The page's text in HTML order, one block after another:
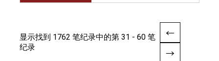
显示找到 1762 笔纪录中的第 31 - 60 笔
纪录